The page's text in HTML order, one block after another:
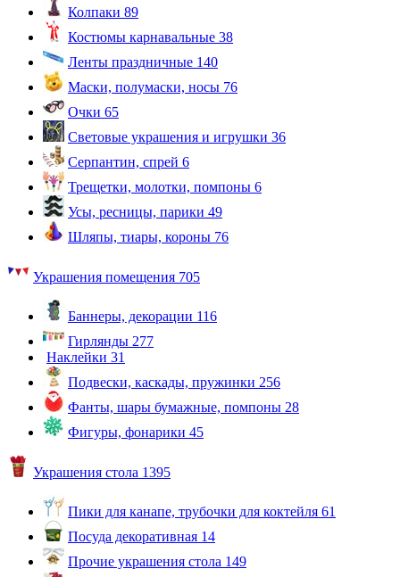
Колпаки 89
Костюмы карнавальные 38
Ленты праздничные 140
Маски, полумаски, носы 76
Очки 65
Световые украшения и игрушки 36
Серпантин, спрей 6
Трещетки, молотки, помпоны 6
Усы, ресницы, парики 49
Шляпы, тиары, короны 76
Украшения помещения 705
Баннеры, декорации 116
Гирлянды 277
Наклейки 31
Подвески, каскады, пружинки 256
Фанты, шары бумажные, помпоны 28
Фигуры, фонарики 45
Украшения стола 1395
Пики для канапе, трубочки для коктейля 61
Посуда декоративная 14
Прочие украшения стола 149